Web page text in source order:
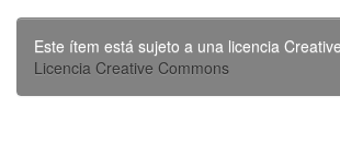
Este ítem está sujeto a una licencia
Licencia Creative Commons